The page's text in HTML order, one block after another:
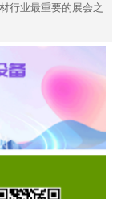
行业最重要的展会之